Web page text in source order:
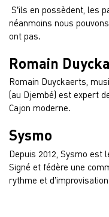
S’ils en possèdent, les
néanmoins nous
ont pas.
Romain
Romain Duyckaerts,
(au Djembé) est expert
Cajon moderne.
Sysmo
Depuis 2012, Sysmo est
Signé et fédère une
rythme et